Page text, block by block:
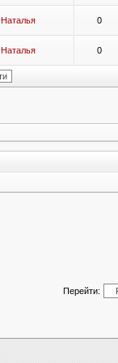
Наталья 0
Наталья 0
Перейти: